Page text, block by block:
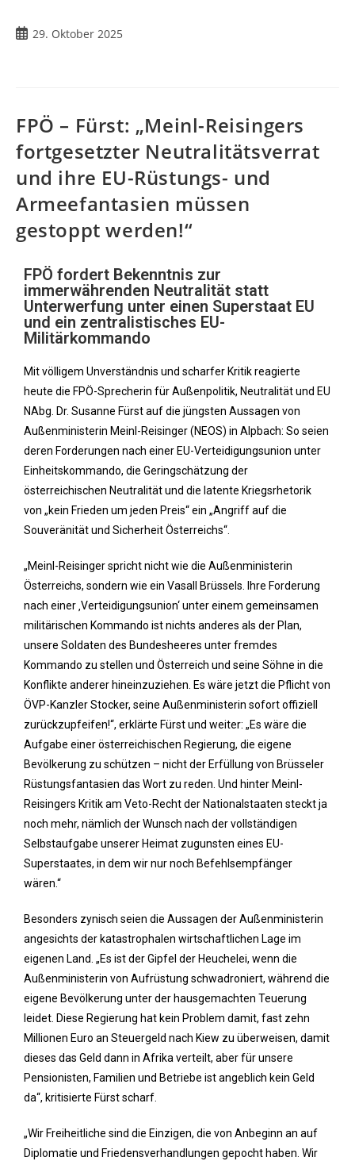
29. Oktober 2025
FPÖ – Fürst: „Meinl-Reisingers
fortgesetzter Neutralitätsverrat
und ihre EU-Rüstungs- und
Armeefantasien müssen
gestoppt werden!“
FPÖ fordert Bekenntnis zur
immerwährenden Neutralität statt
Unterwerfung unter einen Superstaat EU
und ein zentralistisches EU-
Militärkommando
Mit völligem Unverständnis und scharfer Kritik reagierte
heute die FPÖ-Sprecherin für Außenpolitik, Neutralität und EU
NAbg. Dr. Susanne Fürst auf die jüngsten Aussagen von
Außenministerin Meinl-Reisinger (NEOS) in Alpbach: So seien
deren Forderungen nach einer EU-Verteidigungsunion unter
Einheitskommando, die Geringschätzung der
österreichischen Neutralität und die latente Kriegsrhetorik
von „kein Frieden um jeden Preis“ ein „Angriff auf die
Souveränität und Sicherheit Österreichs“.
„Meinl-Reisinger spricht nicht wie die Außenministerin
Österreichs, sondern wie ein Vasall Brüssels. Ihre Forderung
nach einer ‚Verteidigungsunion‘ unter einem gemeinsamen
militärischen Kommando ist nichts anderes als der Plan,
unsere Soldaten des Bundesheeres unter fremdes
Kommando zu stellen und Österreich und seine Söhne in die
Konflikte anderer hineinzuziehen. Es wäre jetzt die Pflicht von
ÖVP-Kanzler Stocker, seine Außenministerin sofort offiziell
zurückzupfeifen!“, erklärte Fürst und weiter: „Es wäre die
Aufgabe einer österreichischen Regierung, die eigene
Bevölkerung zu schützen – nicht der Erfüllung von Brüsseler
Rüstungsfantasien das Wort zu reden. Und hinter Meinl-
Reisingers Kritik am Veto-Recht der Nationalstaaten steckt ja
noch mehr, nämlich der Wunsch nach der vollständigen
Selbstaufgabe unserer Heimat zugunsten eines EU-
Superstaates, in dem wir nur noch Befehlsempfänger
wären.“
Besonders zynisch seien die Aussagen der Außenministerin
angesichts der katastrophalen wirtschaftlichen Lage im
eigenen Land. „Es ist der Gipfel der Heuchelei, wenn die
Außenministerin von Aufrüstung schwadroniert, während die
eigene Bevölkerung unter der hausgemachten Teuerung
leidet. Diese Regierung hat kein Problem damit, fast zehn
Millionen Euro an Steuergeld nach Kiew zu überweisen, damit
dieses das Geld dann in Afrika verteilt, aber für unsere
Pensionisten, Familien und Betriebe ist angeblich kein Geld
da“, kritisierte Fürst scharf.
„Wir Freiheitliche sind die Einzigen, die von Anbeginn an auf
Diplomatie und Friedensverhandlungen gepocht haben. Wir